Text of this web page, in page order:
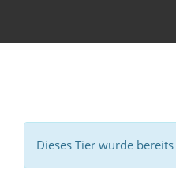
Dieses Tier wurde bereits